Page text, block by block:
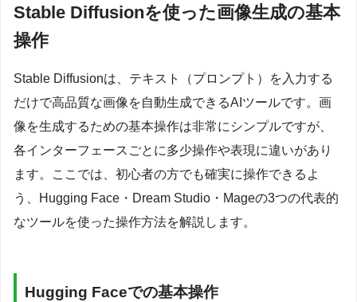
Stable Diffusionを使った画像生成の基本
操作
Stable Diffusionは、テキスト（プロンプト）を入力する
だけで高品質な画像を自動生成できるAIツールです。画
像を生成するための基本操作は非常にシンプルですが、
各インターフェースごとに多少操作や表現に違いがあり
ます。ここでは、初心者の方でも確実に操作できるよ
う、Hugging Face・Dream Studio・Mageの3つの代表的
なツールを使った操作方法を解説します。
Hugging Faceでの基本操作